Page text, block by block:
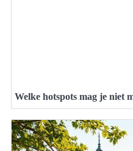
Welke hotspots mag je niet